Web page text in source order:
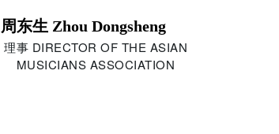
周东生 Zhou Dongsheng
理事 DIRECTOR OF THE ASIAN
MUSICIANS ASSOCIATION